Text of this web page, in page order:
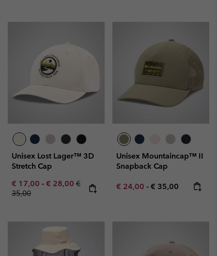
Unisex Lost Lager™ 3D
Stretch Cap
Minimum sale price:
€ 17,00 - Maximum sale price:
€ 28,00 Regular price:
€
35,00
Unisex Mountaincap™ II
Snapback Cap
Minimum sale price:
€ 24,00 - Maximum price:
€ 35,00